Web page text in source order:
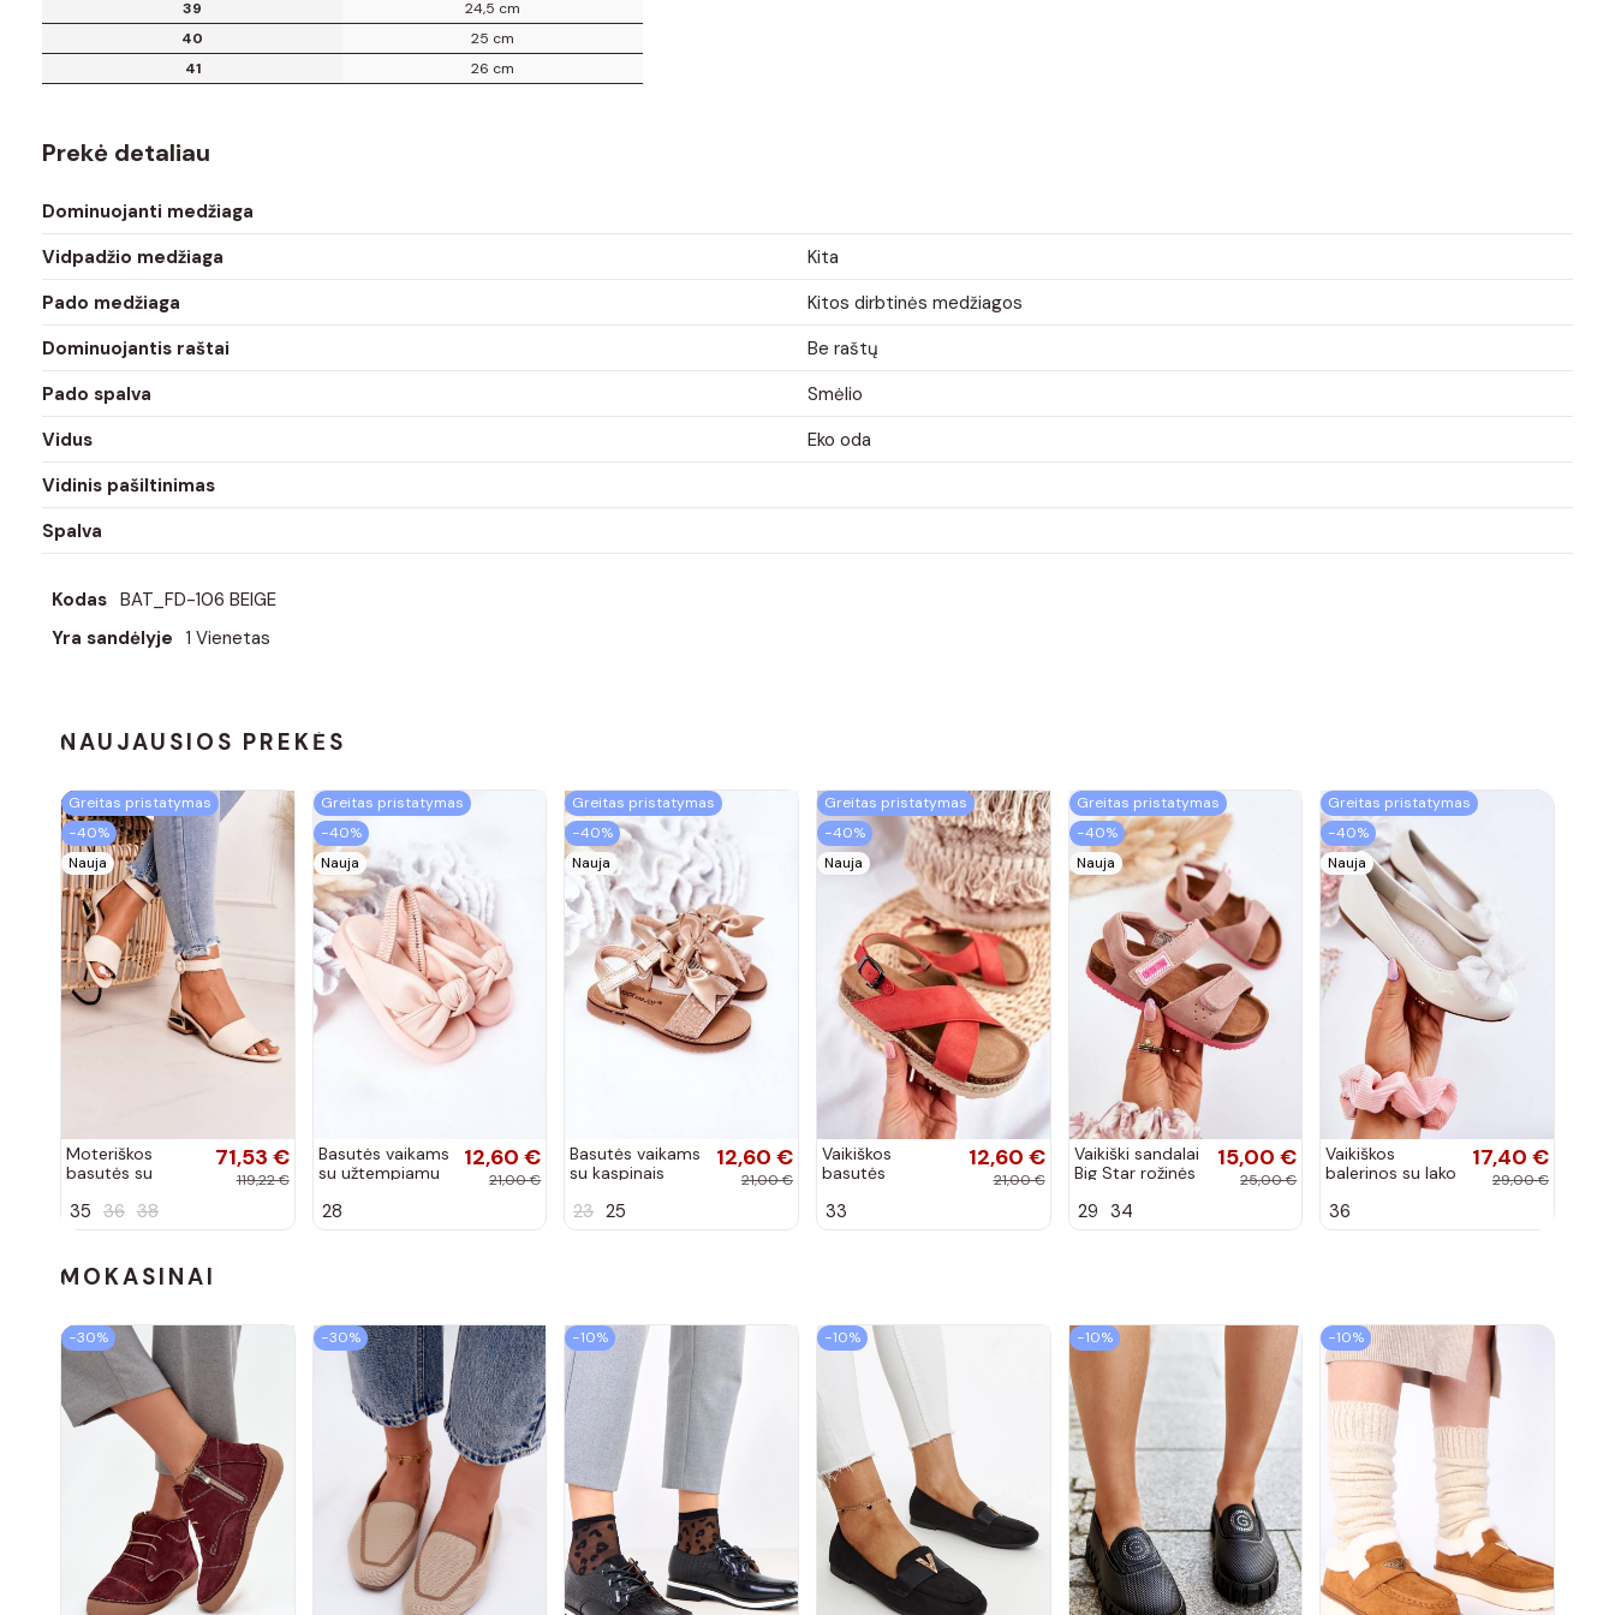
39
24,5 cm
40
25 cm
41
26 cm
Prekė detaliau
Dominuojanti medžiaga
Vidpadžio medžiaga
Kita
Pado medžiaga
Kitos dirbtinės medžiagos
Dominuojantis raštai
Be raštų
Pado spalva
Smėlio
Vidus
Eko oda
Vidinis pašiltinimas
Spalva
Kodas BAT_FD-106 BEIGE
Yra sandėlyje 1 Vienetas
NAUJAUSIOS PREKĖS
Greitas pristatymas
−40%
Nauja
Moteriškos
basutės su
kulniukais Laura
71,53 €
119,22 €
35 36 38
Greitas pristatymas
−40%
Nauja
Basutės vaikams
su užtempiamu
spalvos
12,60 €
21,00 €
28
Greitas pristatymas
−40%
Nauja
Basutės vaikams
su kaspinais
12,60 €
21,00 €
23 25
Greitas pristatymas
−40%
Nauja
Vaikiškos
basutės
12,60 €
21,00 €
33
Greitas pristatymas
−40%
Nauja
Vaikiški sandalai
Big Star rožinės
15,00 €
25,00 €
29 34
Greitas pristatymas
−40%
Nauja
Vaikiškos
balerinos su lako
kaspinais baltos
17,40 €
29,00 €
36
MOKASINAI
−30% −30% −10% −10% −10% −10%